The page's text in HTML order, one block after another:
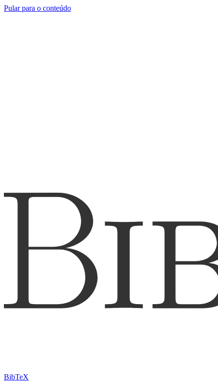
Pular para o conteúdo
BibTeX